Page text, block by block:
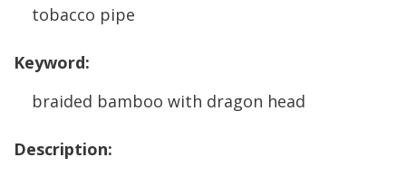
tobacco pipe
Keyword:
braided bamboo with dragon head
Description: